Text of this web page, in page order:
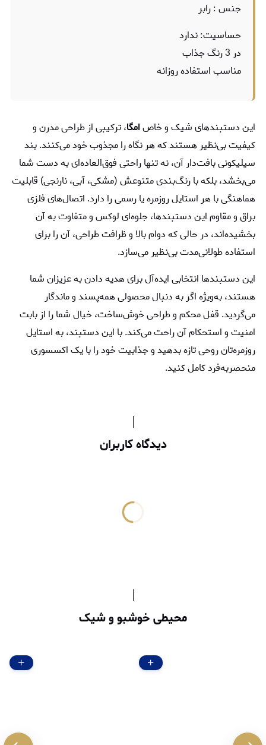
جنس : رابر
حساسیت: ندارد
در 3 رنگ جذاب
مناسب استفاده روزانه
این دستبندهای شیک و خاصامگا، ترکیبی از طراحی مدرن و
کیفیت بی‌نظیر هستند که هر نگاه را مجذوب خود می‌کنند. بند
سیلیکونی بافت‌دار آن، نه تنها راحتی فوق‌العاده‌ای به دست شما
می‌بخشد، بلکه با رنگ‌بندی متنوعش (مشکی، آبی، نارنجی) قابلیت
هماهنگی با هر استایل روزمره یا رسمی را دارد. اتصال‌های فلزی
براق و مقاوم این دستبندها، جلوه‌ای لوکس و متفاوت به آن
بخشیده‌اند، در حالی که دوام بالا و ظرافت طراحی، آن را برای
استفاده طولانی‌مدت بی‌نظیر می‌سازد.
این دستبندها انتخابی ایده‌آل برای هدیه دادن به عزیزان شما
هستند، به‌ویژه اگر به دنبال محصولی همه‌پسند و ماندگار
می‌گردید. قفل محکم و طراحی خوش‌ساخت، خیال شما را از بابت
امنیت و استحکام آن راحت می‌کند. با این دستبند، به استایل
روزمره‌تان روحی تازه بدهید و جذابیت خود را با یک اکسسوری
منحصر‌به‌فرد کامل کنید.
دیدگاه کاربران
محیطی خوشبو و شیک